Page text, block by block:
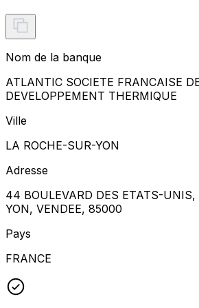
Nom de la banque
ATLANTIC SOCIETE FRANCAISE
DEVELOPPEMENT THERMIQUE
Ville
LA ROCHE-SUR-YON
Adresse
44 BOULEVARD DES ETATS-
YON, VENDEE, 85000
Pays
FRANCE